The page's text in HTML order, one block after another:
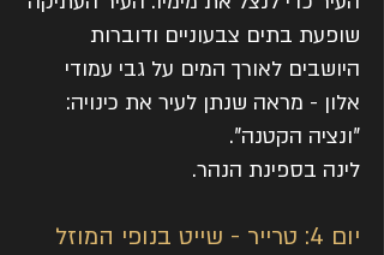
שופעת בתים צבעוניים ודוברות
היושבים לאורך המים על גבי עמודי
אלון - מראה שנתן לעיר את כינויה:
"ונציה הקטנה".
לינה בספינת הנהר.
יום 4: טרייר - שייט בנופי המוזל